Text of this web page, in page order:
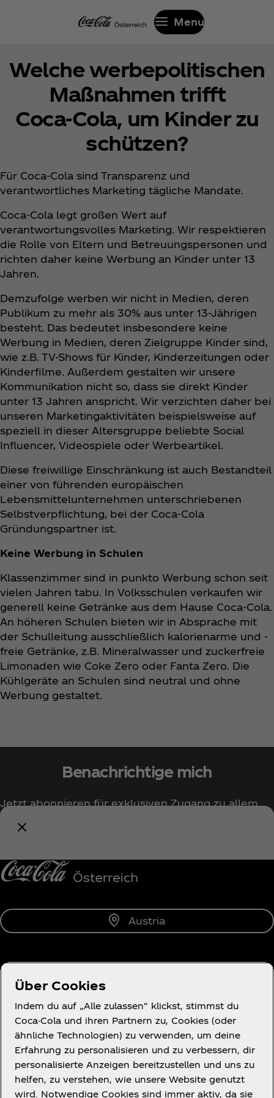
Menu
Welche werbepolitischen
Maßnahmen trifft
Coca‑Cola, um Kinder zu
schützen?
Für Coca‑Cola sind Transparenz und
verantwortliches Marketing tägliche Mandate.
Coca‑Cola legt großen Wert auf
verantwortungsvolles Marketing. Wir respektieren
die Rolle von Eltern und Betreuungspersonen und
richten daher keine Werbung an Kinder unter 13
Jahren.
Demzufolge werben wir nicht in Medien, deren
Publikum zu mehr als 30% aus unter 13-Jährigen
besteht. Das bedeutet insbesondere keine
Werbung in Medien, deren Zielgruppe Kinder sind,
wie z.B. TV-Shows für Kinder, Kinderzeitungen oder
Kinderfilme. Außerdem gestalten wir unsere
Kommunikation nicht so, dass sie direkt Kinder
unter 13 Jahren anspricht. Wir verzichten daher bei
unseren Marketingaktivitäten beispielsweise auf
speziell in dieser Altersgruppe beliebte Social
Influencer, Videospiele oder Werbeartikel.
Diese freiwillige Einschränkung ist auch Bestandteil
einer von führenden europäischen
Lebensmittelunternehmen unterschriebenen
Selbstverpflichtung, bei der Coca‑Cola
Gründungspartner ist.
Keine Werbung in Schulen
Klassenzimmer sind in punkto Werbung schon seit
vielen Jahren tabu. In Volksschulen verkaufen wir
generell keine Getränke aus dem Hause Coca‑Cola.
An höheren Schulen bieten wir in Absprache mit
der Schulleitung ausschließlich kalorienarme und -
freie Getränke, z.B. Mineralwasser und zuckerfreie
Limonaden wie Coke Zero oder Fanta Zero. Die
Kühlgeräte an Schulen sind neutral und ohne
Werbung gestaltet.
Benachrichtige mich
Jetzt abonnieren für exklusiven Zugang zu allem
rund um Coca‑Cola!
Austria
Über uns
Wir helfen gern.
Über Cookies
Indem du auf „Alle zulassen“ klickst, stimmst du
Coca-Cola und ihren Partnern zu, Cookies (oder
ähnliche Technologien) zu verwenden, um deine
Erfahrung zu personalisieren und zu verbessern, dir
personalisierte Anzeigen bereitzustellen und uns zu
helfen, zu verstehen, wie unsere Website genutzt
wird. Notwendige Cookies sind immer aktiv, da sie